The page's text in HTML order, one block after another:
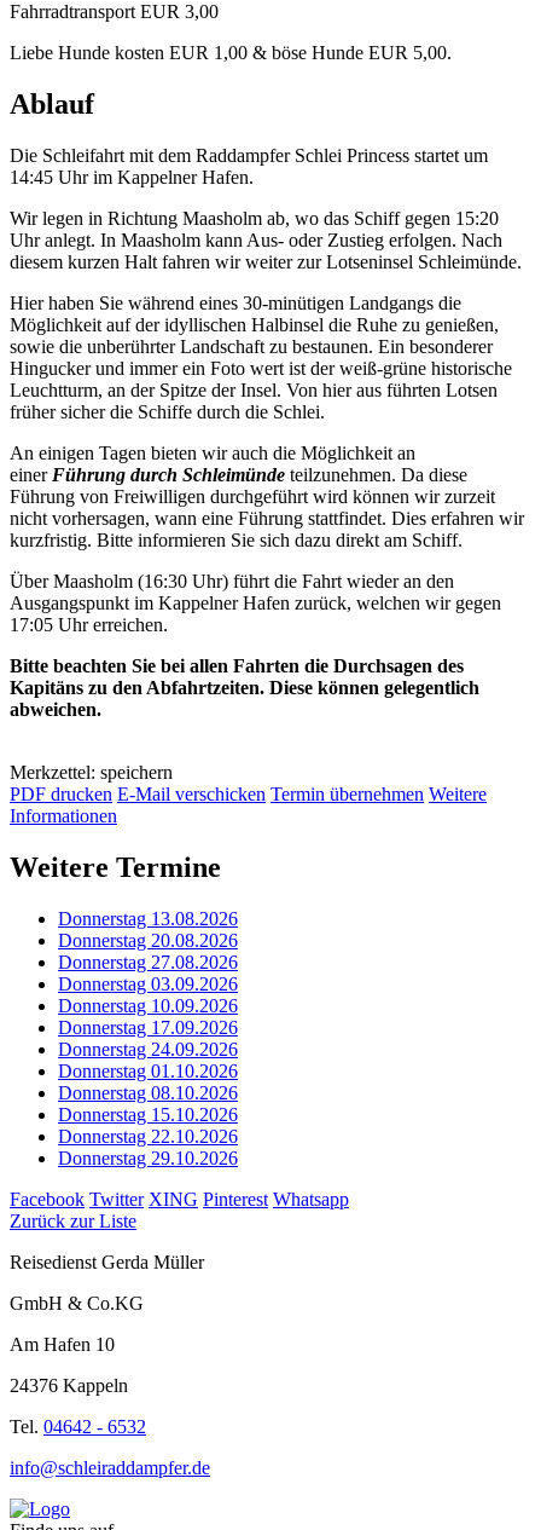
Fahrradtransport EUR 3,00
Liebe Hunde kosten EUR 1,00 & böse Hunde EUR 5,00.
Ablauf
Die Schleifahrt mit dem Raddampfer Schlei Princess startet um
14:45 Uhr im Kappelner Hafen.
Wir legen in Richtung Maasholm ab, wo das Schiff gegen 15:20
Uhr anlegt. In Maasholm kann Aus- oder Zustieg erfolgen. Nach
diesem kurzen Halt fahren wir weiter zur Lotseninsel Schleimünde.
Hier haben Sie während eines 30-minütigen Landgangs die
Möglichkeit auf der idyllischen Halbinsel die Ruhe zu genießen,
sowie die unberührter Landschaft zu bestaunen. Ein besonderer
Hingucker und immer ein Foto wert ist der weiß-grüne historische
Leuchtturm, an der Spitze der Insel. Von hier aus führten Lotsen
früher sicher die Schiffe durch die Schlei.
An einigen Tagen bieten wir auch die Möglichkeit an
einer Führung durch Schleimünde teilzunehmen. Da diese
Führung von Freiwilligen durchgeführt wird können wir zurzeit
nicht vorhersagen, wann eine Führung stattfindet. Dies erfahren wir
kurzfristig. Bitte informieren Sie sich dazu direkt am Schiff.
Über Maasholm (16:30 Uhr) führt die Fahrt wieder an den
Ausgangspunkt im Kappelner Hafen zurück, welchen wir gegen
17:05 Uhr erreichen.
Bitte beachten Sie bei allen Fahrten die Durchsagen des
Kapitäns zu den Abfahrtzeiten. Diese können gelegentlich
abweichen.
Merkzettel: speichern
PDF drucken E-Mail verschicken Termin übernehmen Weitere
Informationen
Weitere Termine
Donnerstag 13.08.2026
Donnerstag 20.08.2026
Donnerstag 27.08.2026
Donnerstag 03.09.2026
Donnerstag 10.09.2026
Donnerstag 17.09.2026
Donnerstag 24.09.2026
Donnerstag 01.10.2026
Donnerstag 08.10.2026
Donnerstag 15.10.2026
Donnerstag 22.10.2026
Donnerstag 29.10.2026
Facebook Twitter XING Pinterest Whatsapp
Zurück zur Liste
Reisedienst Gerda Müller
GmbH & Co.KG
Am Hafen 10
24376 Kappeln
Tel. 04642 - 6532
info@schleiraddampfer.de